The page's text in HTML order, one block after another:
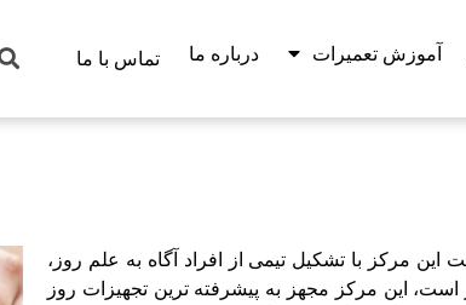
آموزش تعمیرات درباره ما تماس با ما
این مرکز با تشکیل تیمی از افراد آگاه به علم روز،
است، این مرکز مجهز به پیشرفته ترین تجهیزات روز